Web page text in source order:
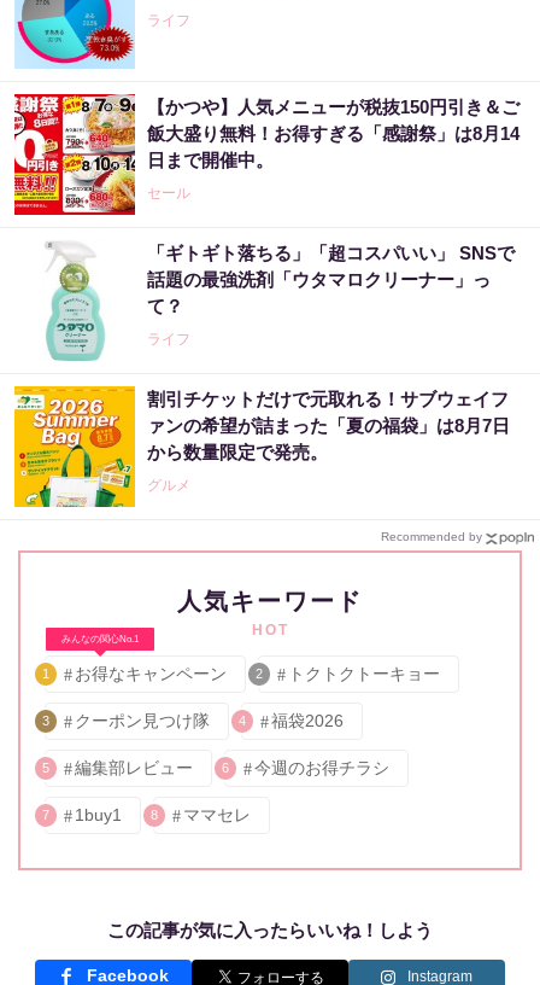
ライフ
【かつや】人気メニューが税抜150円引き＆ご
飯大盛り無料！お得すぎる「感謝祭」は8月14
日まで開催中。
セール
「ギトギト落ちる」「超コスパいい」 SNSで
話題の最強洗剤「ウタマロクリーナー」っ
て？
ライフ
割引チケットだけで元取れる！サブウェイフ
ァンの希望が詰まった「夏の福袋」は8月7日
から数量限定で発売。
グルメ
Recommended by
人気キーワード
HOT
みんなの関心No.1
1 お得なキャンペーン 2 トクトクトーキョー
3 クーポン見つけ隊 4 福袋2026
5 編集部レビュー 6 今週のお得チラシ
7 1buy1 8 ママセレ
この記事が気に入ったらいいね！しよう
Facebook Instagram